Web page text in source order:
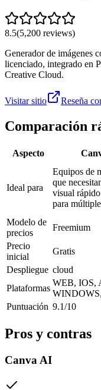
8.5(5,200 reviews)
Generador de imágenes
licenciado, integrado en
Creative Cloud.
Visitar sitio Reseña
Comparación
Aspecto
Ideal para
Equipos de
que
visual
para
Modelo de
precios
Freemium
Precio
inicial
Gratis
Despliegue cloud
Plataformas
WEB, IOS,
Puntuación 9.1/10
Pros y contras
Canva AI